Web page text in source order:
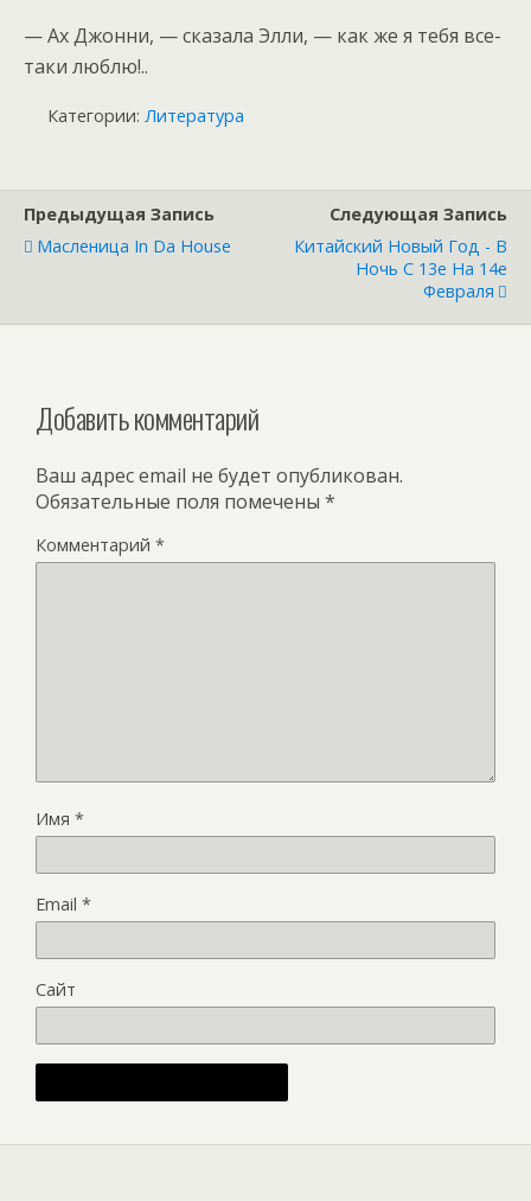
— Ах Джонни, — сказала Элли, — как же я тебя все-
таки люблю!..
Категории: Литература
Предыдущая Запись
Масленица In Da House
Следующая Запись
Китайский Новый Год - В
Ночь С 13е На 14е
Февраля
Добавить комментарий
Ваш адрес email не будет опубликован.
Обязательные поля помечены *
Комментарий *
Имя *
Email *
Сайт